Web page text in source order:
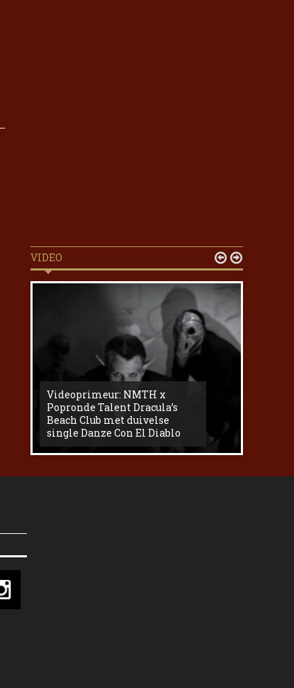
VIDEO
Videoprimeur: NMTH x
Popronde Talent Dracula’s
Beach Club met duivelse
single Danze Con El Diablo
 